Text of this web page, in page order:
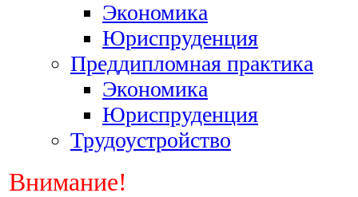
Экономика
Юриспруденция
Преддипломная практика
Экономика
Юриспруденция
Трудоустройство
Внимание!